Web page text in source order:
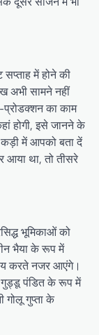
सप्ताह में होने की
अभी सामने नहीं
का काम
होगी, इसे जानने के
कड़ी में आपको बता दें
आया था, तो तीसरे
भूमिकाओं को
भैया के रूप में
करते नजर आएंगे।
गुड्डू पंडित के रूप में
गोलू गुप्ता के